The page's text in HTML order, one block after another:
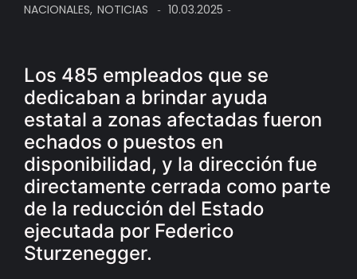
NACIONALES, NOTICIAS - 10.03.2025 -
Los 485 empleados que se
dedicaban a brindar ayuda
estatal a zonas afectadas fueron
echados o puestos en
disponibilidad, y la dirección fue
directamente cerrada como parte
de la reducción del Estado
ejecutada por Federico
Sturzenegger.